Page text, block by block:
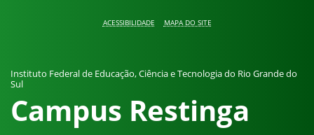
ACESSIBILIDADE MAPA DO SITE
Instituto Federal de Educação, Ciência e Tecnologia do Rio Grande do
Sul
Campus Restinga